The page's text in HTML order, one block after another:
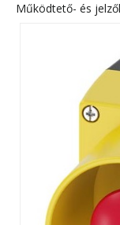
Működtető- és